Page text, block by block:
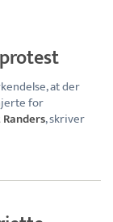
at der
for
, skriver